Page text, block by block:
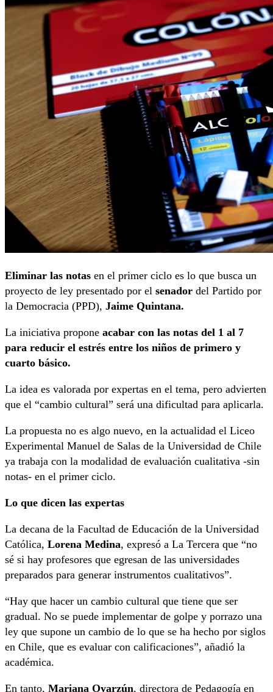
Eliminar las notas en el primer ciclo es lo que busca un
proyecto de ley presentado por el senador del Partido por
la Democracia (PPD), Jaime Quintana.
La iniciativa propone acabar con las notas del 1 al 7
para reducir el estrés entre los niños de primero y
cuarto básico.
La idea es valorada por expertas en el tema, pero advierten
que el “cambio cultural” será una dificultad para aplicarla.
La propuesta no es algo nuevo, en la actualidad el Liceo
Experimental Manuel de Salas de la Universidad de Chile
ya trabaja con la modalidad de evaluación cualitativa -sin
notas- en el primer ciclo.
Lo que dicen las expertas
La decana de la Facultad de Educación de la Universidad
Católica, Lorena Medina, expresó a La Tercera que “no
sé si hay profesores que egresan de las universidades
preparados para generar instrumentos cualitativos”.
“Hay que hacer un cambio cultural que tiene que ser
gradual. No se puede implementar de golpe y porrazo una
ley que supone un cambio de lo que se ha hecho por siglos
en Chile, que es evaluar con calificaciones”, añadió la
académica.
En tanto, Mariana Oyarzún, directora de Pedagogía en